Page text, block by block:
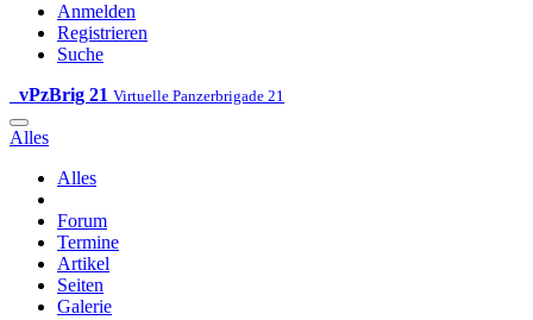
Anmelden
Registrieren
Suche
vPzBrig 21 Virtuelle Panzerbrigade 21
Alles
Alles
Forum
Termine
Artikel
Seiten
Galerie